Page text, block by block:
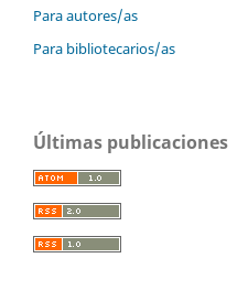
Para autores/as
Para bibliotecarios/as
Últimas publicaciones